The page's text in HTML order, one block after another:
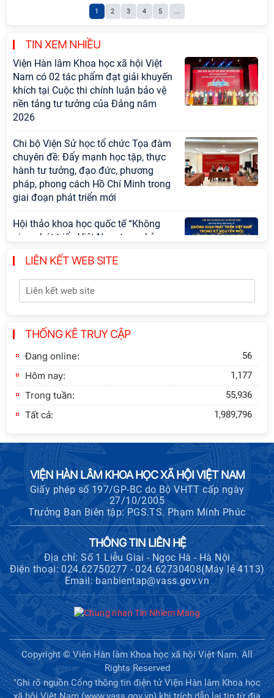
1 2 3 4 5 ...
TIN XEM NHIỀU
Tọa đàm Giao lưu chuyên đề về
những kinh nghiệm quan trọng của
Cộng sản Việt Nam trong lãnh đạo
sự nghiệp xây dựng chủ nghĩa xã hội
Hội nghị Lãnh đạo Viện Hàn lâm
Khoa học xã hội Việt Nam làm việc
với Ban Chủ nhiệm các Chương trình
cấp Bộ
Hội thảo khoa học "Kinh tế Việt Nam
6 tháng đầu năm 2026: Thách thức,
động lực và triển vọng phát triển"
Hội nghị Ban Chỉ đạo về dữ liệu Viện
Hội thảo quốc tế "Không gian phát
triển Việt Nam trong kỷ nguyên mới:
chính sách”
Khai quật công trường khai thác đá
xây dựng Thành Nhà Hồ ở núi An
Tôn
Thông báo bổ sung về việc tuyển
năm 2026
LIÊN KẾT WEB SITE
THỐNG KÊ TRUY CẬP
Đang online: 56
Hôm nay: 1,177
Trong tuần: 55,936
Tất cả: 1,989,796
VIỆN HÀN LÂM KHOA HỌC XÃ HỘI VIỆT NAM
Giấy phép số 197/GP-BC do Bộ VHTT cấp ngày
27/10/2005
Trưởng Ban Biên tập: PGS.TS. Phạm Minh Phúc
THÔNG TIN LIÊN HỆ
Địa chỉ: Số 1 Liễu Giai - Ngọc Hà - Hà Nội
Điện thoại: 024.62750277 - 024.62730408(Máy lẻ 4113)
Email: banbientap@vass.gov.vn
Copyright © Viện Hàn lâm Khoa học xã hội Việt Nam. All
Rights Reserved
"Ghi rõ nguồn Cổng thông tin điện tử Viện Hàn lâm Khoa học